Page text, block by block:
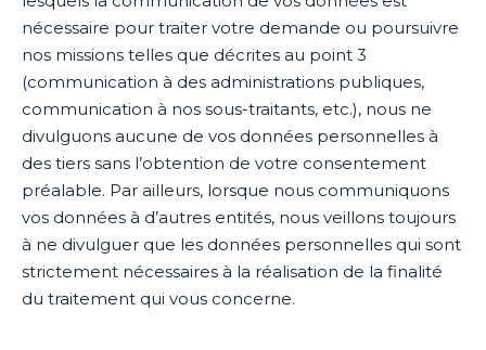
nécessaire pour traiter votre demande ou poursuivre
nos missions telles que décrites au point 3
(communication à des administrations publiques,
communication à nos sous-traitants, etc.), nous ne
divulguons aucune de vos données personnelles à
des tiers sans l’obtention de votre consentement
préalable. Par ailleurs, lorsque nous communiquons
vos données à d’autres entités, nous veillons toujours
à ne divulguer que les données personnelles qui sont
strictement nécessaires à la réalisation de la finalité
du traitement qui vous concerne.